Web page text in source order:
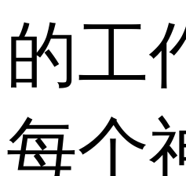
的工
每个